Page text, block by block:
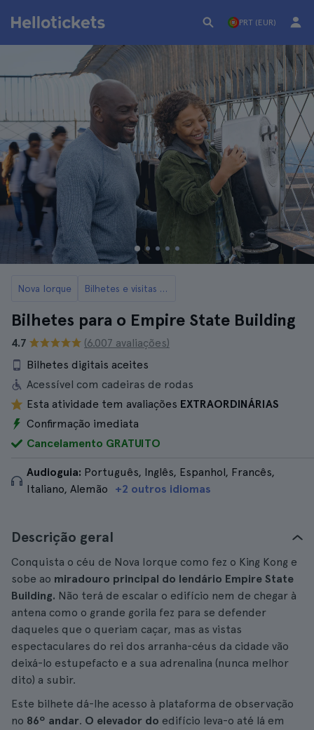
PRT (EUR)
Nova Iorque Bilhetes e visitas ao Empire State Building
Bilhetes para o Empire State Building
4.7
(6.007 avaliações)
Bilhetes digitais aceites
Acessível com cadeiras de rodas
Esta atividade tem avaliações EXTRAORDINÁRIAS
Confirmação imediata
Cancelamento GRATUITO
Audioguia: Português, Inglês, Espanhol, Francês,
Italiano, Alemão
+2 outros idiomas
Descrição geral
Conquista o céu de Nova Iorque como fez o King Kong e
sobe ao miradouro principal do lendário Empire State
Building. Não terá de escalar o edifício nem de chegar à
antena como o grande gorila fez para se defender
daqueles que o queriam caçar, mas as vistas
espectaculares do rei dos arranha-céus da cidade vão
deixá-lo estupefacto e a sua adrenalina (nunca melhor
dito) a subir.
Este bilhete dá-lhe acesso à plataforma de observação
no 86º andar. O elevador do edifício leva-o até lá em